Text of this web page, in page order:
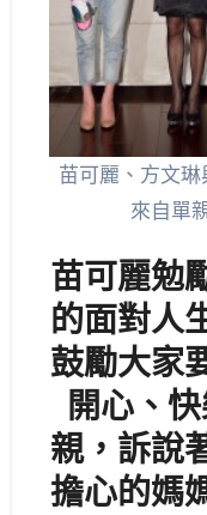
苗可麗、方文
來自單
苗可麗勉
的面對人
鼓勵大家
開心、
親，訴說
擔心的媽